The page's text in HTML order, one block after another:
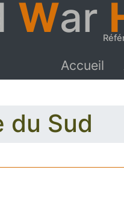
War
Accueil
du Sud